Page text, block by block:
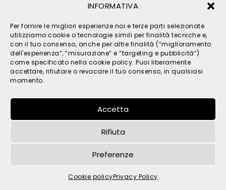
INFORMATIVA
Per fornire le migliori esperienze noi e terze parti selezionate
utilizziamo cookie o tecnologie simili per finalità tecniche e,
con il tuo consenso, anche per altre finalità (“miglioramento
dell'esperienza”, “misurazione” e “targeting e pubblicità”)
come specificato nella cookie policy. Puoi liberamente
accettare, rifiutare o revocare il tuo consenso, in qualsiasi
momento.
Accetta
Rifiuta
Preferenze
Cookie policyPrivacy Policy
© 2026 TPM s.r.l. - All Rights Reserved - C.F. e P. IVA
IT05121480262 -privacy-cookies- by